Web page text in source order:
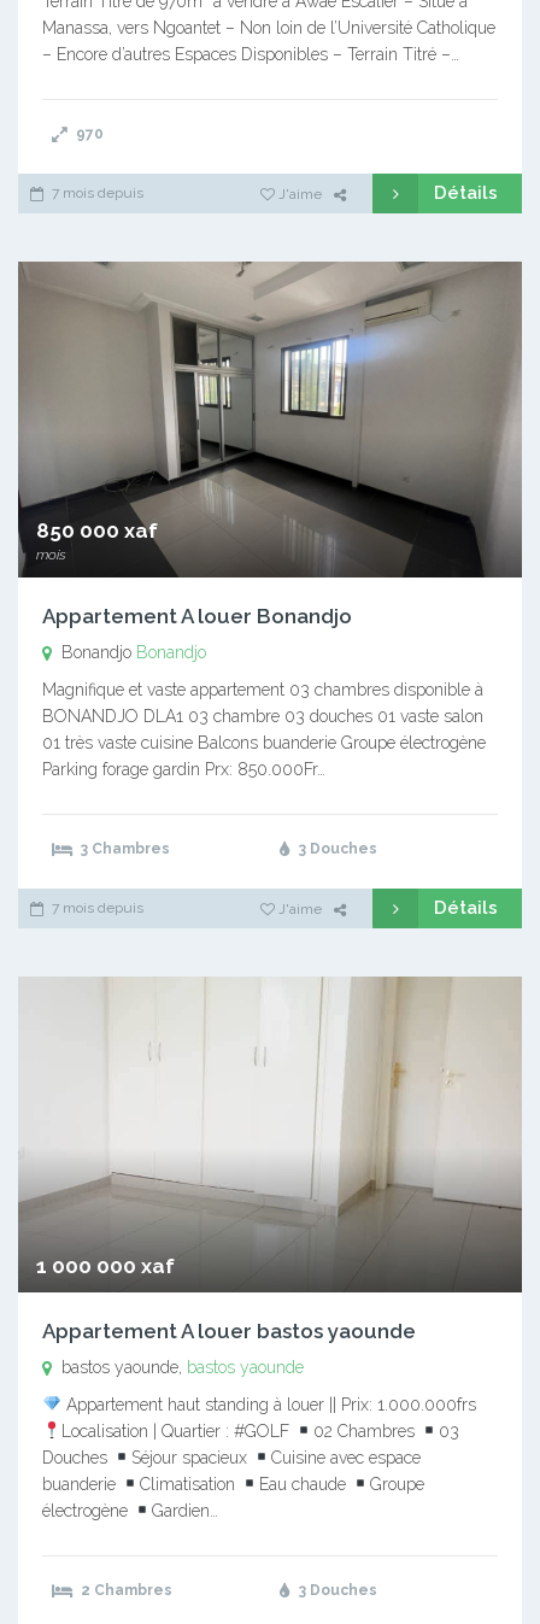
Manassa, vers Ngoantet – Non loin de l’Université Catholique
– Encore d’autres Espaces Disponibles – Terrain Titré –…
970
7 mois depuis J'aime Détails
850 000 xaf
mois
Appartement A louer Bonandjo
Bonandjo Bonandjo
Magnifique et vaste appartement 03 chambres disponible à
BONANDJO DLA1 03 chambre 03 douches 01 vaste salon
01 très vaste cuisine Balcons buanderie Groupe électrogène
Parking forage gardin Prx: 850.000Fr…
3 Chambres 3 Douches
7 mois depuis J'aime Détails
1 000 000 xaf
Appartement A louer bastos yaounde
bastos yaounde, bastos yaounde
Appartement haut standing à louer || Prix: 1.000.000frs
Localisation | Quartier : #GOLF
02 Chambres
03
Douches
Séjour spacieux
Cuisine avec espace
buanderie
Climatisation Eau chaude
Groupe
électrogène
Gardien…
2 Chambres 3 Douches